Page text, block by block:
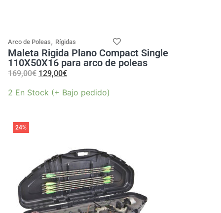
Arco de Poleas , Rígidas
Maleta Rigida Plano Compact Single
110X50X16 para arco de poleas
169,00€ 129,00€
2 En Stock (+ Bajo pedido)
24%